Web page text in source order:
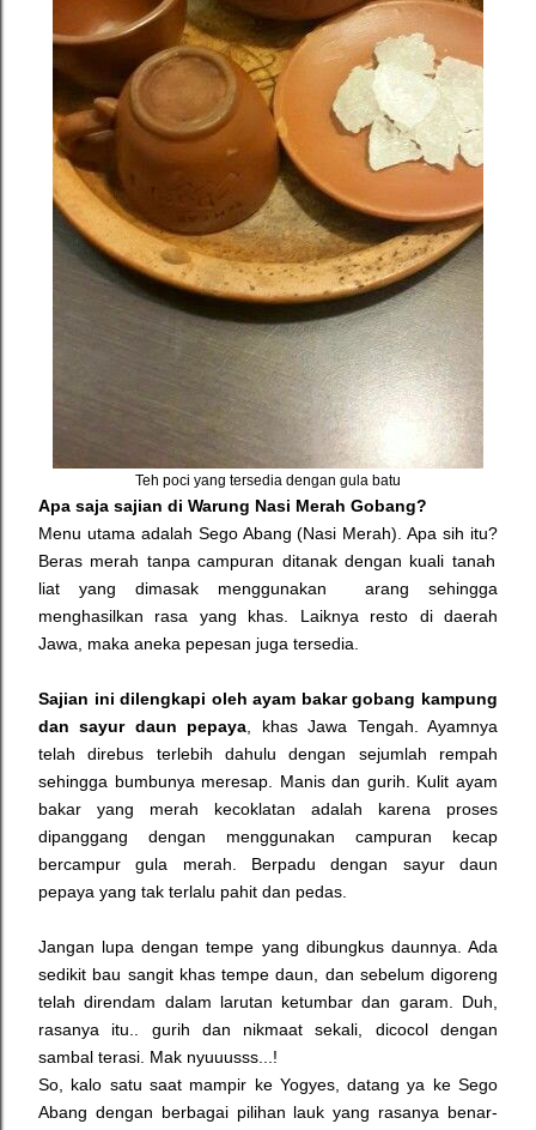
Teh poci yang tersedia dengan gula batu
Apa saja sajian di Warung Nasi Merah Gobang?
Menu utama adalah Sego Abang (Nasi Merah). Apa sih itu?
Beras merah tanpa campuran ditanak dengan kuali tanah
liat yang dimasak menggunakan arang sehingga
menghasilkan rasa yang khas. Laiknya resto di daerah
Jawa, maka aneka pepesan juga tersedia.
Sajian ini dilengkapi oleh ayam bakar gobang kampung
dan sayur daun pepaya , khas Jawa Tengah. Ayamnya
telah direbus terlebih dahulu dengan sejumlah rempah
sehingga bumbunya meresap. Manis dan gurih. Kulit ayam
bakar yang merah kecoklatan adalah karena proses
dipanggang dengan menggunakan campuran kecap
bercampur gula merah. Berpadu dengan sayur daun
pepaya yang tak terlalu pahit dan pedas.
Jangan lupa dengan tempe yang dibungkus daunnya. Ada
sedikit bau sangit khas tempe daun, dan sebelum digoreng
telah direndam dalam larutan ketumbar dan garam. Duh,
rasanya itu.. gurih dan nikmaat sekali, dicocol dengan
sambal terasi. Mak nyuuusss...!
So, kalo satu saat mampir ke Yogyes, datang ya ke Sego
Abang dengan berbagai pilihan lauk yang rasanya benar-